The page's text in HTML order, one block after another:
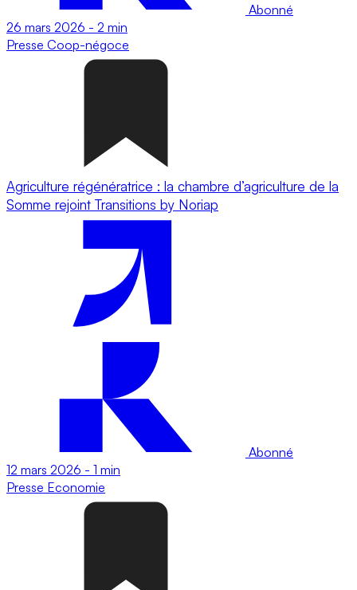
Abonné
26 mars 2026 - 2 min
Presse Coop-négoce
Agriculture régénératrice : la chambre d’agriculture de la
Somme rejoint Transitions by Noriap
Abonné
12 mars 2026 - 1 min
Presse Economie